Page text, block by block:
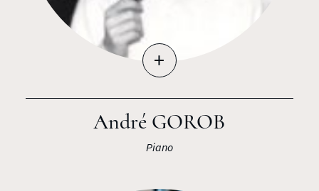
+
André GOROB
Piano